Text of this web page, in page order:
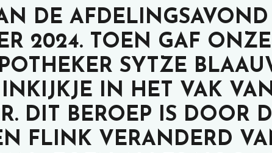
DE AFDELINGSAVOND
2024. TOEN GAF ONZE
SYTZE
IN HET VAK
DIT BEROEP IS DOOR
FLINK VERANDERD